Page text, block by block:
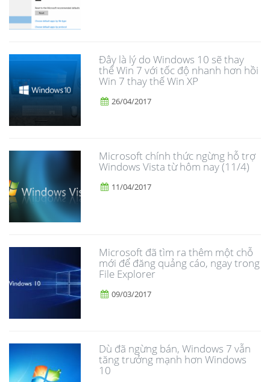
Đây là lý do Windows 10 sẽ thay
thế Win 7 với tốc độ nhanh hơn hồi
Win 7 thay thế Win XP
26/04/2017
Microsoft chính thức ngừng hỗ trợ
Windows Vista từ hôm nay (11/4)
11/04/2017
Microsoft đã tìm ra thêm một chỗ
mới để đăng quảng cáo, ngay trong
File Explorer
09/03/2017
Dù đã ngừng bán, Windows 7 vẫn
tăng trưởng mạnh hơn Windows
10